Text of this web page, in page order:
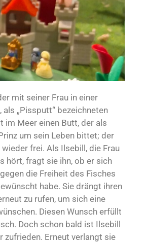
mit seiner Frau in einer
als „Pissputt“ bezeichneten
im Meer einen Butt, der als
um sein Leben bittet; der
frei. Als Ilsebill, die Frau
hört, fragt sie ihn, ob er sich
die Freiheit des Fisches
habe. Sie drängt ihren
zu rufen, um sich eine
Diesen Wunsch erfüllt
Doch schon bald ist Ilsebill
zufrieden. Erneut verlangt sie